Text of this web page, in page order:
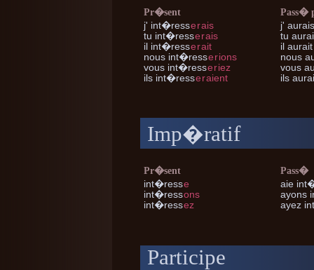
Pr�sent
j' int�resserais
tu int�resserais
il int�resserait
nous int�resserions
vous int�resseriez
ils int�resseraient
Pass�
j'
tu
il
nous
vous
ils
Imp�ratif
Pr�sent
int�resse
int�ressons
int�ressez
Pass�
aie
ayons
ayez
Participe